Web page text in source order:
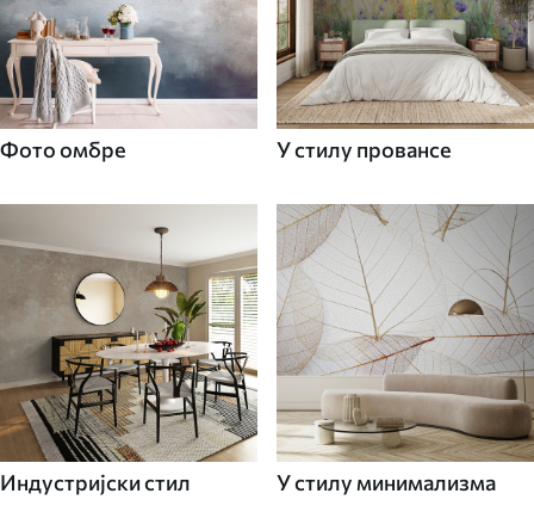
Фото омбре У стилу провансе
Индустријски стил У стилу минимализма